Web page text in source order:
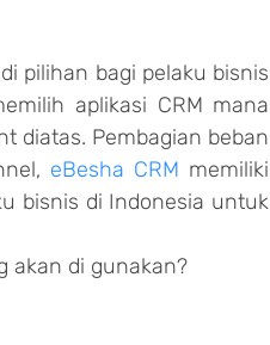
pilihan bagi pelaku bisnis
aplikasi CRM mana
diatas. Pembagian beban
eBesha CRM memiliki
bisnis di Indonesia untuk
akan di gunakan?